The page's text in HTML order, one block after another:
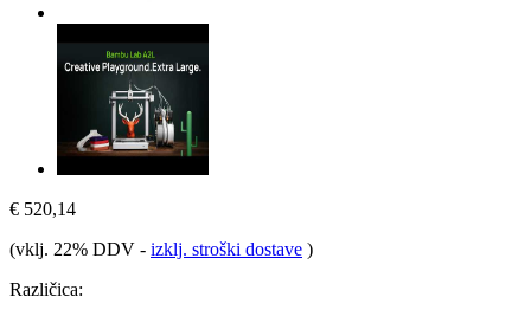
€ 520,14
(vklj. 22% DDV - izklj. stroški dostave )
Različica: